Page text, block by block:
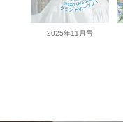
2025年11月号